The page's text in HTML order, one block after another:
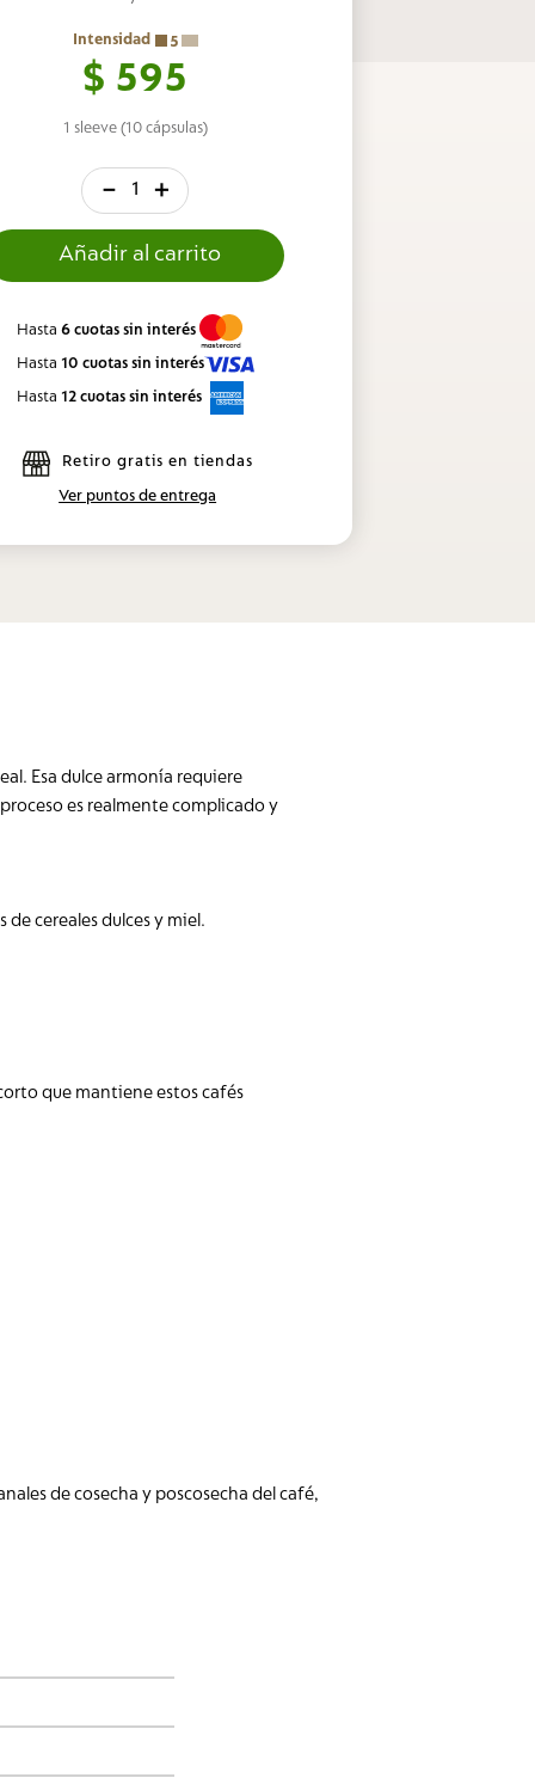
Intensidad 5
$ 595
1 sleeve (10 cápsulas)
＋
－
Hasta 6 cuotas sin interés
Hasta 10 cuotas sin interés
Hasta 12 cuotas sin interés
Retiro gratis en tiendas
Ver puntos de entrega
Esa dulce armonía requiere
es realmente complicado y
cereales dulces y miel.
que mantiene estos cafés
de cosecha y poscosecha del café,